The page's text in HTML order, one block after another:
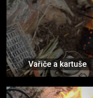
Vařiče a kartuše